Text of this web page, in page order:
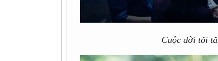
Cuộc đời tối